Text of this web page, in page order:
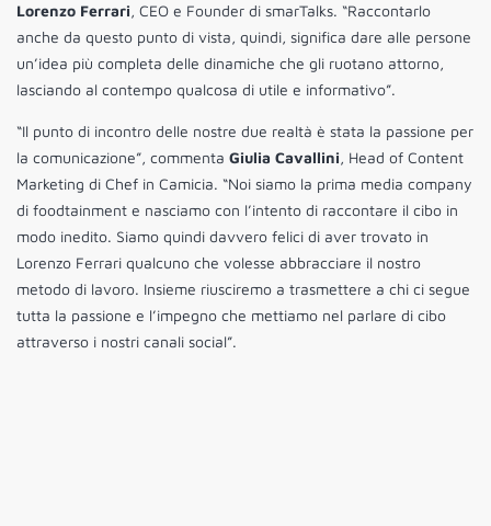
Lorenzo Ferrari, CEO e Founder di smarTalks. “Raccontarlo
anche da questo punto di vista, quindi, significa dare alle persone
un’idea più completa delle dinamiche che gli ruotano attorno,
lasciando al contempo qualcosa di utile e informativo”.
“Il punto di incontro delle nostre due realtà è stata la passione per
la comunicazione”, commenta Giulia Cavallini, Head of Content
Marketing di Chef in Camicia. “Noi siamo la prima media company
di foodtainment e nasciamo con l’intento di raccontare il cibo in
modo inedito. Siamo quindi davvero felici di aver trovato in
Lorenzo Ferrari qualcuno che volesse abbracciare il nostro
metodo di lavoro. Insieme riusciremo a trasmettere a chi ci segue
tutta la passione e l’impegno che mettiamo nel parlare di cibo
attraverso i nostri canali social”.